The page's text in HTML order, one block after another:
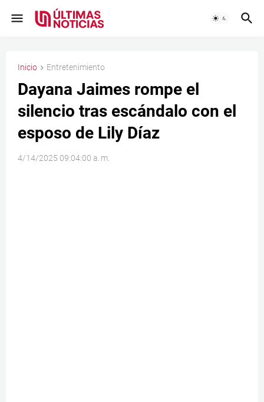
Inicio Entretenimiento
Dayana Jaimes rompe el
silencio tras escándalo con el
esposo de Lily Díaz
4/14/2025 09:04:00 a. m.